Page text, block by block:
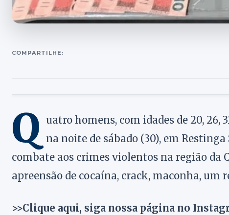
COMPARTILHE:
Q uatro homens, com idades de 20,
na noite de sábado (30), em
combate aos crimes violentos na região da
apreensão de cocaína, crack, maconha,
>>Clique aqui, siga nossa página no